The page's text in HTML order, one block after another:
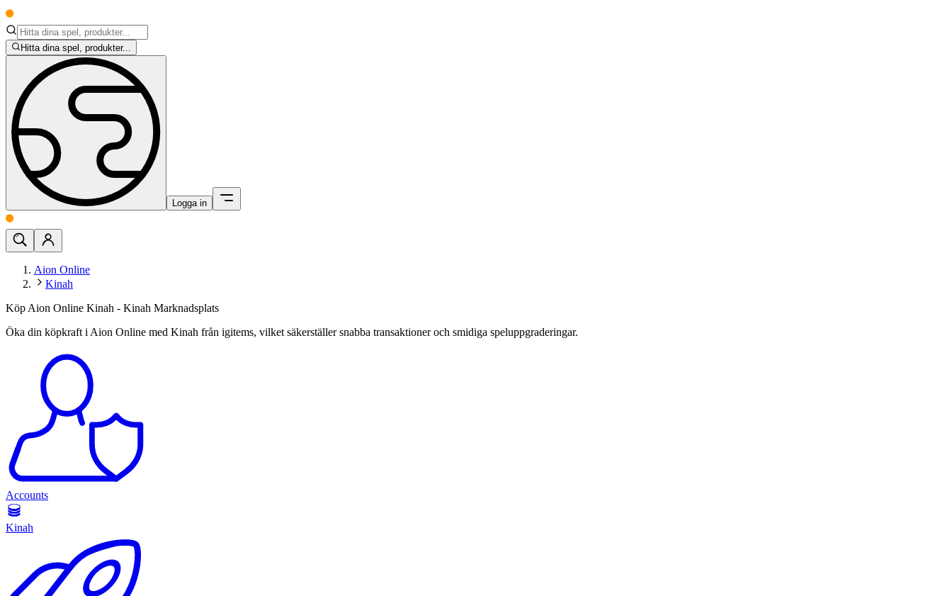
Hitta dina spel, produkter...
Logga in
Aion Online
Kinah
Köp Aion Online Kinah - Kinah Marknadsplats
Öka din köpkraft i Aion Online med Kinah från igitems, vilket säkerställer snabba transaktioner och smidiga speluppgraderingar.
Accounts
Kinah